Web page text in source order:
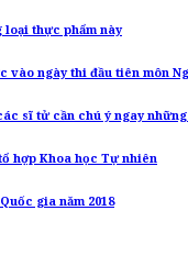
loại thực phẩm này
vào ngày thi đầu tiên môn
sĩ tử cần chú ý ngay
hợp Khoa học Tự nhiên
gia năm 2018